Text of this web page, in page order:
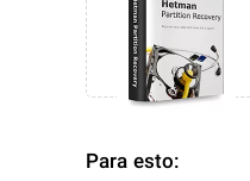
Para esto: